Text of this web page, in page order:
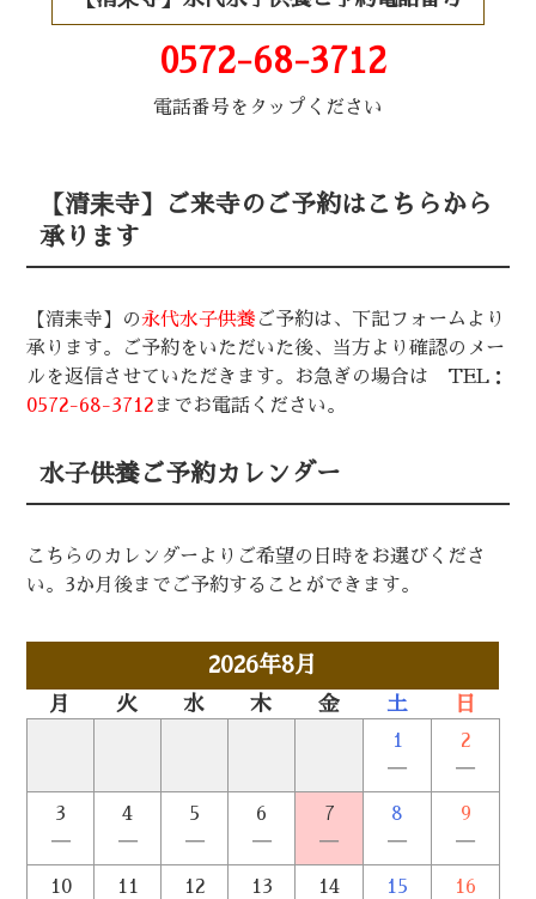
0572-68-3712
電話番号をタップください
【清耒寺】ご来寺のご予約はこちらから
承ります
【清耒寺】の永代水子供養 ご予約は、下記フォームより
承ります。ご予約をいただいた後、当方より確認のメー
ルを返信させていただきます。お急ぎの場合は TEL：
0572-68-3712までお電話ください。
水子供養ご予約カレンダー
こちらのカレンダーよりご希望の日時をお選びくださ
い。3か月後までご予約することができます。
2026年8月
月 火 水 木 金 土 日
1
－
2
－
3
－
4
－
5
－
6
－
7
－
8
－
9
－
10 11 12 13 14 15 16